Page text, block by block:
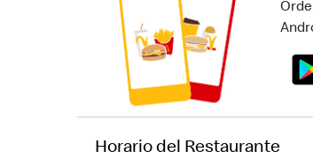
Horario del Restaurante